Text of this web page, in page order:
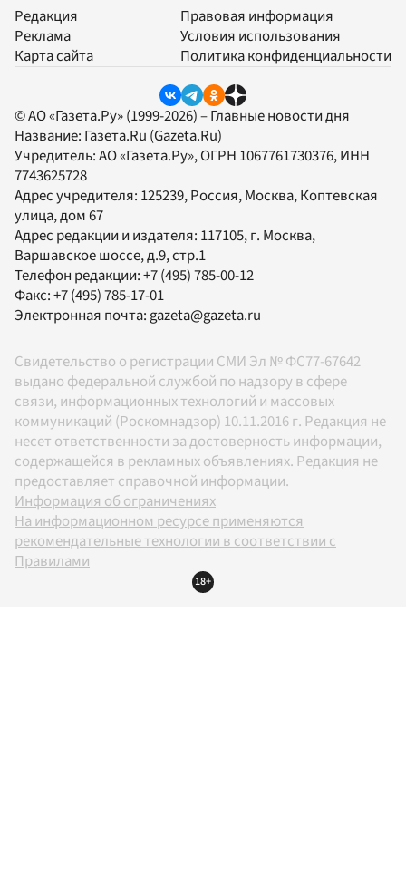
Редакция
Реклама
Карта сайта
Правовая информация
Условия использования
Политика конфиденциальности
© АО «Газета.Ру» (1999-2026) – Главные новости дня
Название: Газета.Ru (Gazeta.Ru)
Учредитель:АО «Газета.Ру», ОГРН 1067761730376, ИНН
7743625728
Адрес учредителя: 125239, Россия, Москва, Коптевская
улица, дом 67
Адрес редакции и издателя: 117105, г. Москва,
Варшавское шоссе, д.9, стр.1
Телефон редакции:+7 (495) 785-00-12
Факс:+7 (495) 785-17-01
Электронная почта:gazeta@gazeta.ru
Свидетельство о регистрации СМИ Эл № ФС77-67642
выдано федеральной службой по надзору в сфере
связи, информационных технологий и массовых
коммуникаций (Роскомнадзор) 10.11.2016 г. Редакция не
несет ответственности за достоверность информации,
содержащейся в рекламных объявлениях. Редакция не
предоставляет справочной информации.
Информация об ограничениях
На информационном ресурсе применяются
рекомендательные технологии в соответствии с
Правилами
18+